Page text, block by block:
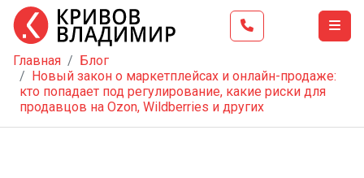
Главная
Тренинг
Школа
Главная
Блог
Новый закон о маркетплейсах и онлайн-продаже:
кто попадает под регулирование, какие риски для
продавцов на Ozon, Wildberries и других